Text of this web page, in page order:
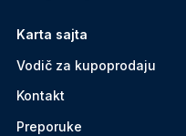
Karta sajta
Vodič za kupoprodaju
Kontakt
Preporuke